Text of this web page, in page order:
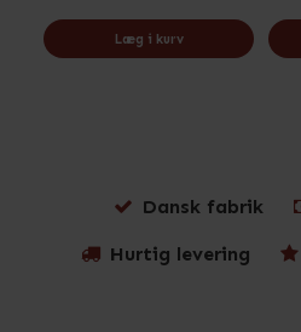
Læg i kurv
Dansk fabrik
Hurtig levering